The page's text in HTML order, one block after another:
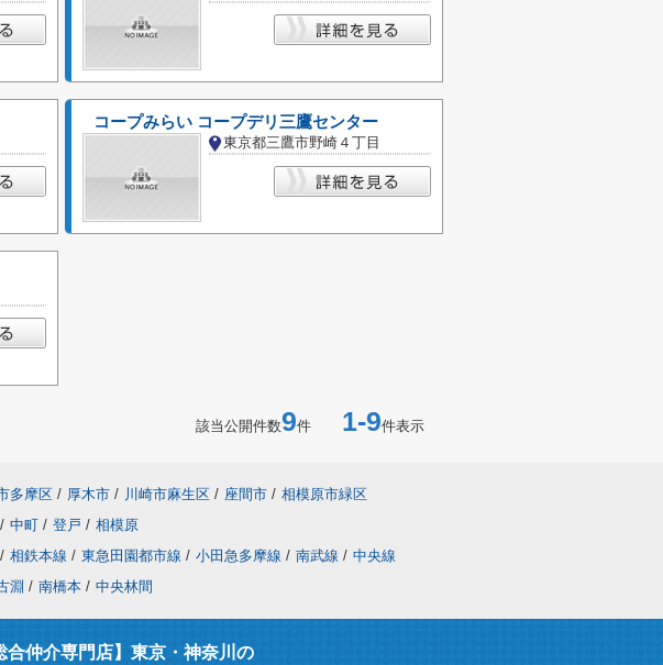
コープみらい コープデリ三鷹センター
東京都三鷹市野崎４丁目
該当公開件数9件 1-9件表示
多摩区 / 厚木市 / 川崎市麻生区 / 座間市 / 相模原市緑区
/ 中町 / 登戸 / 相模原
/ 相鉄本線 / 東急田園都市線 / 小田急多摩線 / 南武線 / 中央線
淵 / 南橋本 / 中央林間
合仲介専門店】東京・神奈川の